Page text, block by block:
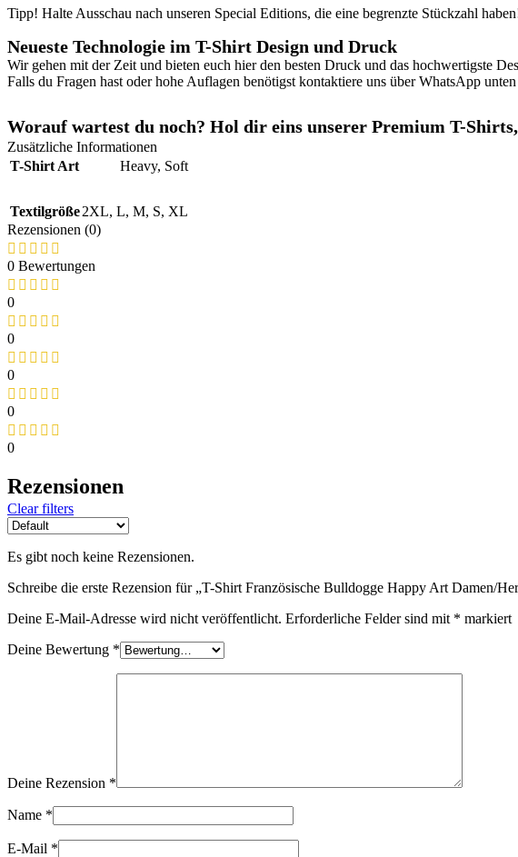
Tipp! Halte Ausschau nach unseren Special Editions, die eine begrenzte Stückzahl
Neueste Technologie im T-Shirt Design und Druck
Wir gehen mit der Zeit und bieten euch hier den besten Druck und das hochwertigste
Falls du Fragen hast oder hohe Auflagen benötigst kontaktiere uns über WhatsApp
Worauf wartest du noch? Hol dir eins unserer Premium T-
Zusätzliche Informationen
T-Shirt Art
Heavy, Soft
Textilgröße2XL, L, M, S, XL
Rezensionen (0)
0 Bewertungen
0
0
0
0
0
Rezensionen
Clear filters
Es gibt noch keine Rezensionen.
Schreibe die erste Rezension für „T-Shirt Französische Bulldogge Happy Art Damen/
Deine E-Mail-Adresse wird nicht veröffentlicht. Erforderliche Felder sind mit * markiert
Deine Bewertung *
Deine Rezension *
Name *
E-Mail *